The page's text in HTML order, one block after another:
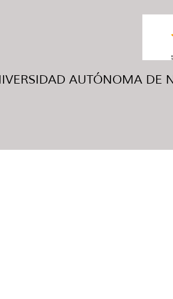
AUTÓNOMA DE